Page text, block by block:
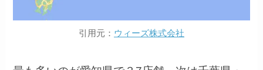
引用元： ウィーズ株式会社